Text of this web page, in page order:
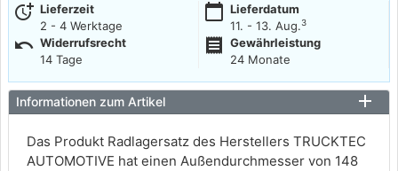
more_time Lieferzeit
2 - 4 Werktage
calendar_today Lieferdatum
11. - 13. Aug.3
undo Widerrufsrecht
14 Tage
receipt
Gewährleistung
24 Monate
Informationen zum Artikel
Das Produkt Radlagersatz des Herstellers TRUCKTEC
AUTOMOTIVE hat einen Außendurchmesser von 148